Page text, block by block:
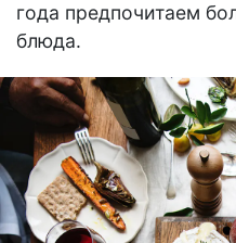
года предпочитаем
блюда.